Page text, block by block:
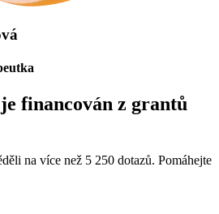
financován z grantů
na více než 5 250 dotazů. Pomáhejte